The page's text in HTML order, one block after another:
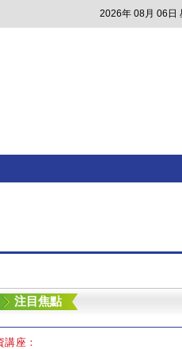
2026年 08月 06日
注目焦點
講座：